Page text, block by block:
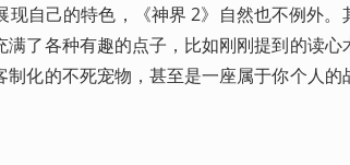
自己的特色，《神界 2》自然也不例外。
了各种有趣的点子，比如刚刚提到的读心
化的不死宠物，甚至是一座属于你个人的